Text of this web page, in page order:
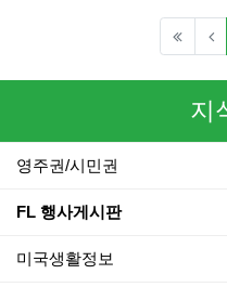
지
영주권/시민권
FL 행사게시판
미국생활정보